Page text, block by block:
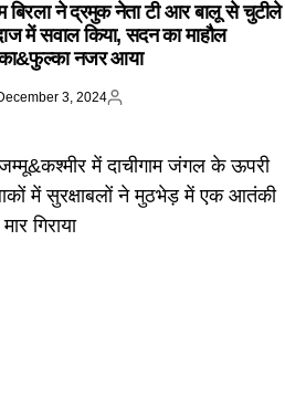
बिरला ने द्रमुक नेता टी आर बालू से चुटीले
में सवाल किया, सदन का माहौल
नजर आया
3, 2024
Posted